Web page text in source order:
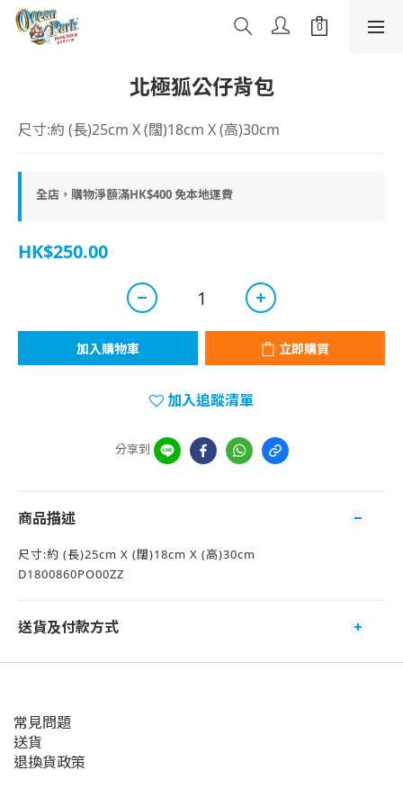
北極狐公仔背包
尺寸:約 (長)25cm X (闊)18cm X (高)30cm
全店，購物淨額滿HK$400 免本地運費
HK$250.00
加入購物車 立即購買
加入追蹤清單
分享到
商品描述
尺寸:約 (長)25cm X (闊)18cm X (高)30cm
D1800860PO00ZZ
送貨及付款方式
常見問題
送貨
退換貨政策